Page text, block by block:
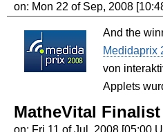
on: Mon 22 of Sep, 2008
And the
Medidaprix
von
Applets
MatheVital
on: Fri 11 of Jul, 2008 [05:00